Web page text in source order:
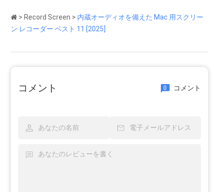
> Record Screen > 内蔵オーディオを備えた Mac 用スクリー
ン レコーダー ベスト 11 [2025]
コメント 0 コメント